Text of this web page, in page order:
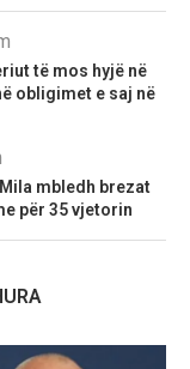
të mos hyjë në
obligimet e saj në
mbledh brezat
për 35 vjetorin